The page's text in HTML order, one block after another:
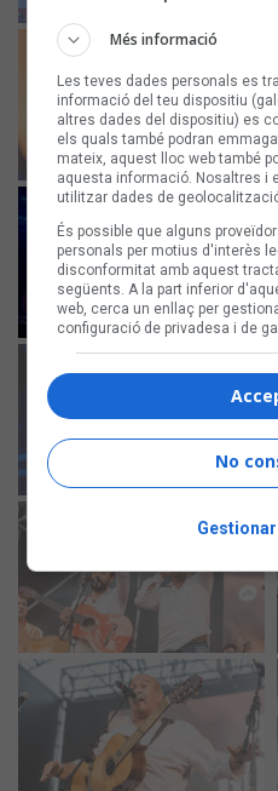
Més informació
Les teves dades personals es
informació del teu dispositiu
altres dades del dispositiu) es
els quals també podran
mateix, aquest lloc web també
aquesta informació. Nosaltres i
utilitzar dades de
És possible que alguns
personals per motius d'interès
disconformitat amb aquest
següents. A la part inferior
web, cerca un enllaç per
configuració de privadesa i de
No